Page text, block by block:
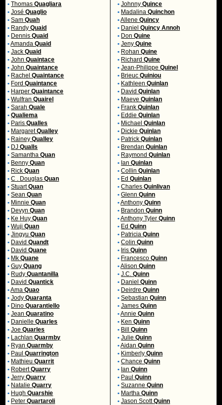
• ThomasQuagliara
• JoséQuaglio
• SamQuah
• RandyQuaid
• DennisQuaid
•AmandaQuaid
• JackQuaid
• JohnQuaintace
• JohnQuaintance
• RachelQuaintance
• FordQuaintance
• HarperQuaintance
• WulfranQuairel
• SarahQuale
• Qualiema
• ParisQualles
• MargaretQualley
• RaineyQualley
• DJQualls
• SamanthaQuan
• BennyQuan
• RickQuan
• C . DouglasQuan
• StuartQuan
• SeanQuan
• MinnieQuan
• DevynQuan
• Ke HuyQuan
• WujiQuan
• JingyuQuan
• DavidQuandt
• DavidQuane
• MkQuane
• GuyQuang
• RudyQuantanilla
• DavidQuantick
•AmaQuao
• JodyQuaranta
• DinoQuarantiello
• JeanQuaratino
• DanielleQuarles
• JoeQuarles
• LachlanQuarmby
• RyanQuarmby
• PaulQuarrington
• MathieuQuarrit
• RobertQuarry
• JerryQuarry
• NatalieQuarry
• HughQuarshie
• PeterQuartaroli
• JohnnyQuince
• MadalinaQuinchon
•AlleneQuincy
• DanielQuincy Annoh
• DonQuine
• JenyQuine
• RohanQuine
• RichardQuine
• Jean-PhilippeQuinel
• BrieucQuiniou
• KathleenQuinlan
• DavidQuinlan
• MaeveQuinlan
• FrankQuinlan
• EddieQuinlan
• MichaelQuinlan
• DickieQuinlan
• PatrickQuinlan
• BrendanQuinlan
• RaymondQuinlan
• IanQuinlan
• CollinQuinlan
• EdQuinlan
• CharlesQuinlivan
• GlennQuinn
•AnthonyQuinn
• BrandonQuinn
•Anthony TylerQuinn
• EdQuinn
• PatriciaQuinn
• ColinQuinn
• IrisQuinn
• FrancescoQuinn
•AlisonQuinn
• J.C.Quinn
• DanielQuinn
• DeirdreQuinn
• SebastianQuinn
• JamesQuinn
•AnnieQuinn
• KenQuinn
• BillQuinn
• JulieQuinn
•AidanQuinn
• KimberlyQuinn
• ChanceQuinn
• IanQuinn
• PaulQuinn
• SuzanneQuinn
• MarthaQuinn
• Jason ScottQuinn